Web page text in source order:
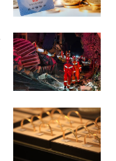
进法典型案例
史性抵抗”
伊朗革命卫队称过去24小时内有26艘船通过霍尔木兹海峡
罢工